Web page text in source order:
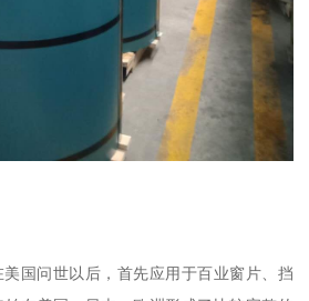
国问世以后，首先应用于百业窗片、挡